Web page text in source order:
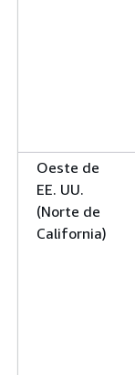
Oeste de
EE. UU.
(Norte de
California)